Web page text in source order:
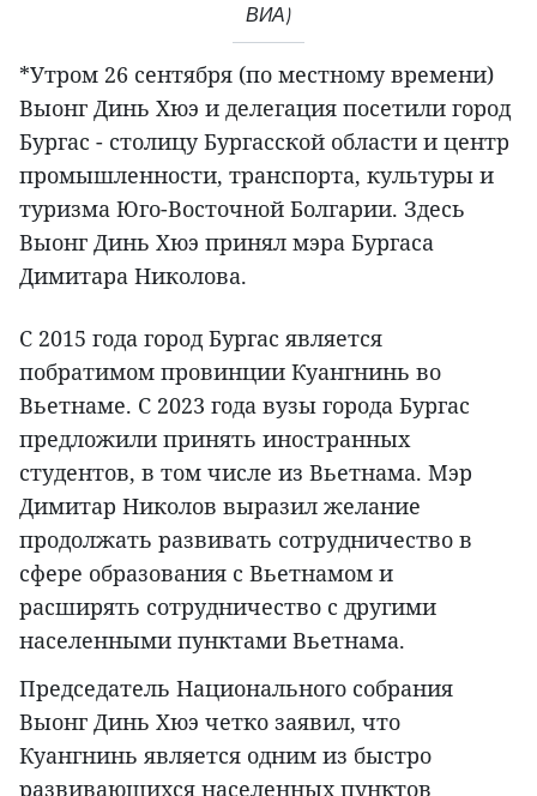
ВИА)
*Утром 26 сентября (по местному времени)
Выонг Динь Хюэ и делегация посетили город
Бургас - столицу Бургасской области и центр
промышленности, транспорта, культуры и
туризма Юго-Восточной Болгарии. Здесь
Выонг Динь Хюэ принял мэра Бургаса
Димитара Николова.
С 2015 года город Бургас является
побратимом провинции Куангнинь во
Вьетнаме. С 2023 года вузы города Бургас
предложили принять иностранных
студентов, в том числе из Вьетнама. Мэр
Димитар Николов выразил желание
продолжать развивать сотрудничество в
сфере образования с Вьетнамом и
расширять сотрудничество с другими
населенными пунктами Вьетнама.
Председатель Национального собрания
Выонг Динь Хюэ четко заявил, что
Куангнинь является одним из быстро
развивающихся населенных пунктов